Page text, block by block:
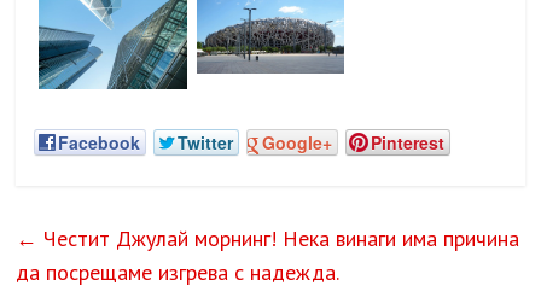
Facebook Twitter Google+ Pinterest
← Честит Джулай морнинг! Нека винаги има причина
да посрещаме изгрева с надежда.